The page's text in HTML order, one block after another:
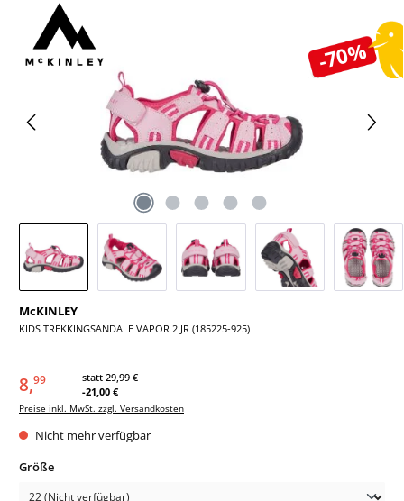
-70%
Bildergalerie überspringen
McKINLEY
KIDS TREKKINGSANDALE VAPOR 2 JR (185225-925)
8,99 statt 29,99 €
-21,00 €
Preise inkl. MwSt. zzgl. Versandkosten
Nicht mehr verfügbar
Größeauswählen